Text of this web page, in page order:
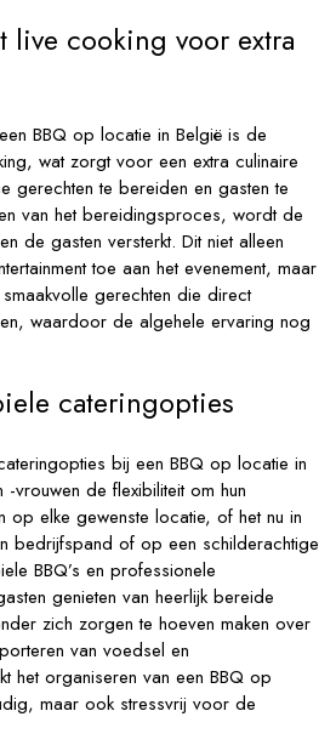
live cooking voor extra
BBQ op locatie in België is de
wat zorgt voor een extra culinaire
gerechten te bereiden en gasten te
van het bereidingsproces, wordt de
de gasten versterkt. Dit niet alleen
toe aan het evenement, maar
gerechten die direct
waardoor de algehele ervaring nog
cateringopties
bij een BBQ op locatie in
vrouwen de flexibiliteit om hun
op elke gewenste locatie, of het nu in
bedrijfspand of op een schilderachtige
BBQ’s en professionele
genieten van heerlijk bereide
zich zorgen te hoeven maken over
van voedsel en
het organiseren van een BBQ op
maar ook stressvrij voor de